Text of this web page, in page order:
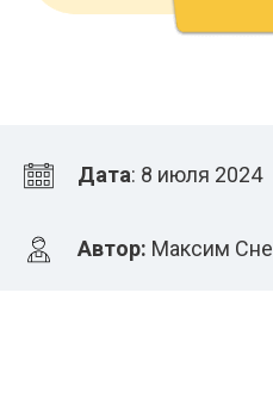
Дата: 8 июля 2024
Автор: Максим